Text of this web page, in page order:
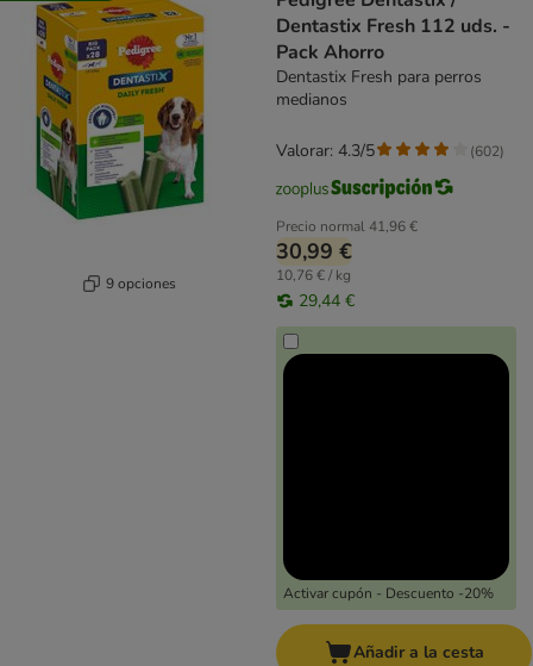
9 opciones
Dentastix Fresh 112 uds. -
Pack Ahorro
Dentastix Fresh para perros
medianos
Precio normal41,96 €
30,99 €
10,76 € / kg
29,44 €
Activar cupón - Descuento -20%
Valorar: 4.3/5 (602)
Añadir a la cesta